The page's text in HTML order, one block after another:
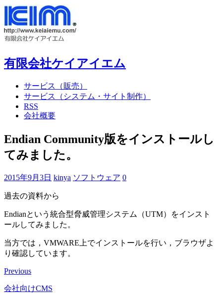
有限会社ケイアイエム
サービス（販売）
サービス（システム・サイト制作）
RSS
会社概要
Endian Community版をインストールし
てみました。
2015年9月3日 kinya ソフトウェア 0
過去の資料から
Endianという統合型脅威管理システム（UTM）をインスト
ールしてみました。
当方では，VMWARE上でインストールを行い，ブラウザよ
り確認しています。
Previous
会社向けCMS